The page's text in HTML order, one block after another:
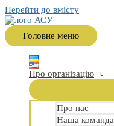
Перейти до вмісту
Головне меню
Про організацію
Про нас
Наша команда